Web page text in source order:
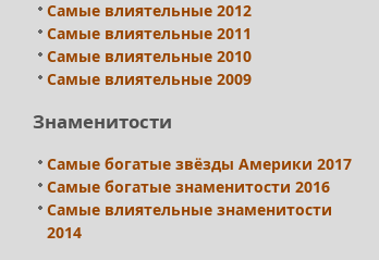
Самые влиятельные 2012
Самые влиятельные 2011
Самые влиятельные 2010
Самые влиятельные 2009
Знаменитости
Самые богатые звёзды Америки 2017
Самые богатые знаменитости 2016
Самые влиятельные знаменитости
2014